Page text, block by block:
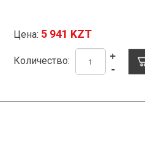
Цена: 5 941 KZT
Количество: -
+